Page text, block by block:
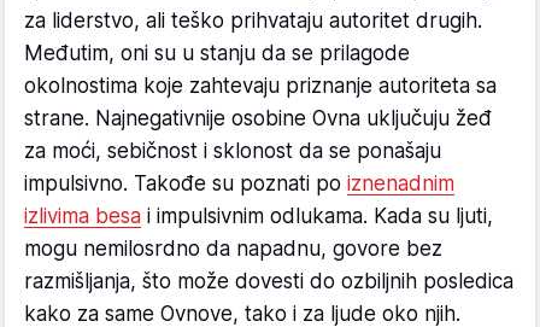
za liderstvo, ali teško prihvataju autoritet drugih.
Međutim, oni su u stanju da se prilagode
okolnostima koje zahtevaju priznanje autoriteta sa
strane. Najnegativnije osobine Ovna uključuju žeđ
za moći, sebičnost i sklonost da se ponašaju
impulsivno. Takođe su poznati po iznenadnim
izlivima besa i impulsivnim odlukama. Kada su ljuti,
mogu nemilosrdno da napadnu, govore bez
razmišljanja, što može dovesti do ozbiljnih posledica
kako za same Ovnove, tako i za ljude oko njih.